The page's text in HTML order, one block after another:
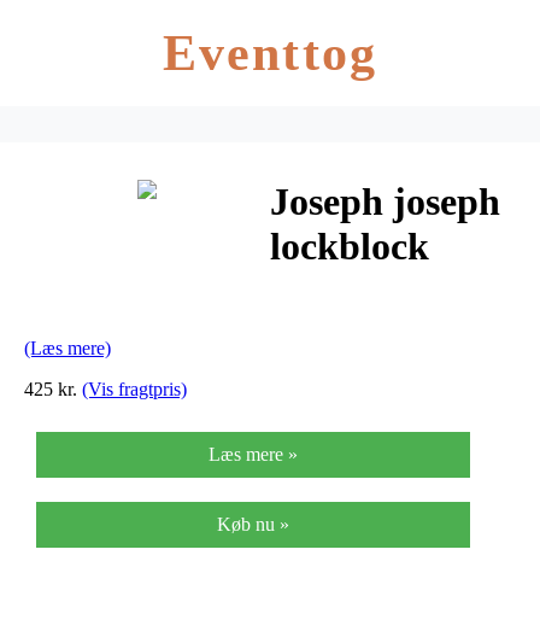
Eventtog
Joseph joseph
lockblock
(Læs mere)
425 kr. (Vis fragtpris)
Læs mere »
Køb nu »